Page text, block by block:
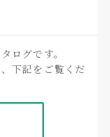
ログです。
下記をご覧くだ